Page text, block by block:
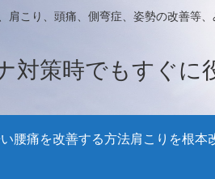
肩こり、頭痛、側弯症、姿勢の改善等
対策時でもすぐに
腰痛を改善する方法肩こりを根本